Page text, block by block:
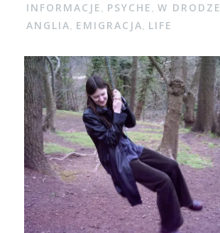
INFORMACJE, PSYCHE,W DRODZE
ANGLIA EMIGRACJA LIFE